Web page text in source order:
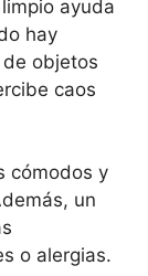
ayuda
hay
objetos
caos
cómodos y
un
o alergias.